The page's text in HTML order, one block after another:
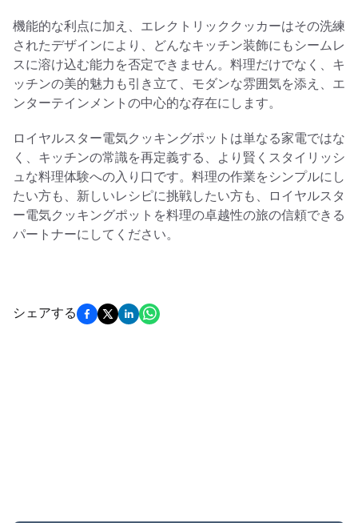
機能的な利点に加え、エレクトリッククッカーはその洗練
されたデザインにより、どんなキッチン装飾にもシームレ
スに溶け込む能力を否定できません。料理だけでなく、キ
ッチンの美的魅力も引き立て、モダンな雰囲気を添え、エ
ンターテインメントの中心的な存在にします。
ロイヤルスター電気クッキングポットは単なる家電ではな
く、キッチンの常識を再定義する、より賢くスタイリッシ
ュな料理体験への入り口です。料理の作業をシンプルにし
たい方も、新しいレシピに挑戦したい方も、ロイヤルスタ
ー電気クッキングポットを料理の卓越性の旅の信頼できる
パートナーにしてください。
シェアする